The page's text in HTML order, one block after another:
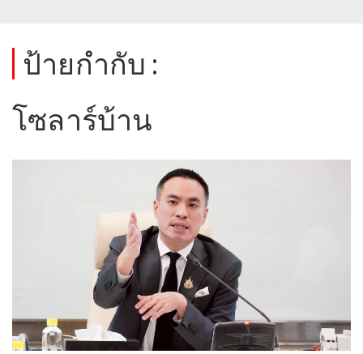
ป้ายกำกับ :
โซลาร์บ้าน